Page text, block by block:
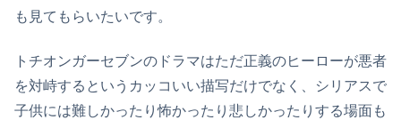
も見てもらいたいです。
トチオンガーセブンのドラマはただ正義のヒーローが悪者
を対峙するというカッコいい描写だけでなく、シリアスで
子供には難しかったり怖かったり悲しかったりする場面も